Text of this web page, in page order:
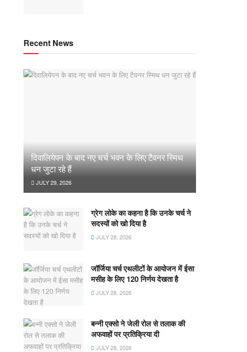
Recent News
दिवालियेपन के बाद नए चर्च भवन के लिए टैवनर स्मिथ
धन जुटा रहे हैं
JULY 29, 2026
ग्रेग लोके का कहना है कि उनके चर्च ने
सदस्यों को खो दिया है
JULY 28, 2026
जॉर्जिया चर्च एथलीटों के आयोजन में ईसा
मसीह के लिए 120 निर्णय देखता है
JULY 28, 2026
बन्नी एक्सो ने जेली रोल से तलाक की
अफवाहों पर प्रतिक्रिया दी
JULY 28, 2026